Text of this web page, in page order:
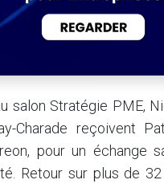
salon Stratégie PME,
Charade reçoivent
pour un échange
Retour sur plus de 32